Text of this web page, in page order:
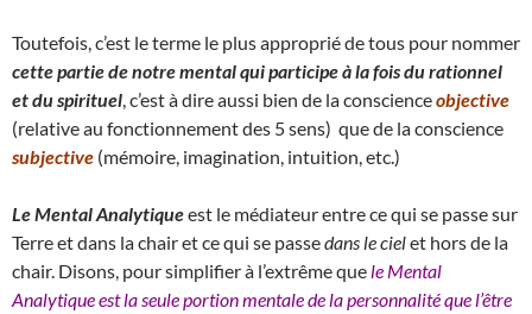
Toutefois, c’est le terme le plus approprié de tous pour nommer
cette partie de notre mental qui participe à la fois du rationnel
et du spirituel , c’est à dire aussi bien de la conscienceobjective
(relative au fonctionnement des 5 sens) que de la conscience
subjective (mémoire, imagination, intuition, etc.)
Le Mental Analytiqueest le médiateur entre ce qui se passe sur
Terre et dans la chair et ce qui se passedans le cielet hors de la
chair. Disons, pour simplifier à l’extrême que le Mental
Analytique est la seule portion mentale de la personnalité que l’être